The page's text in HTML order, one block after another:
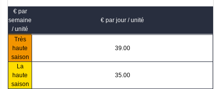
€ par
semaine
/ unité
€ par jour / unité
Très
haute
saison
39.00
La
haute
saison
35.00